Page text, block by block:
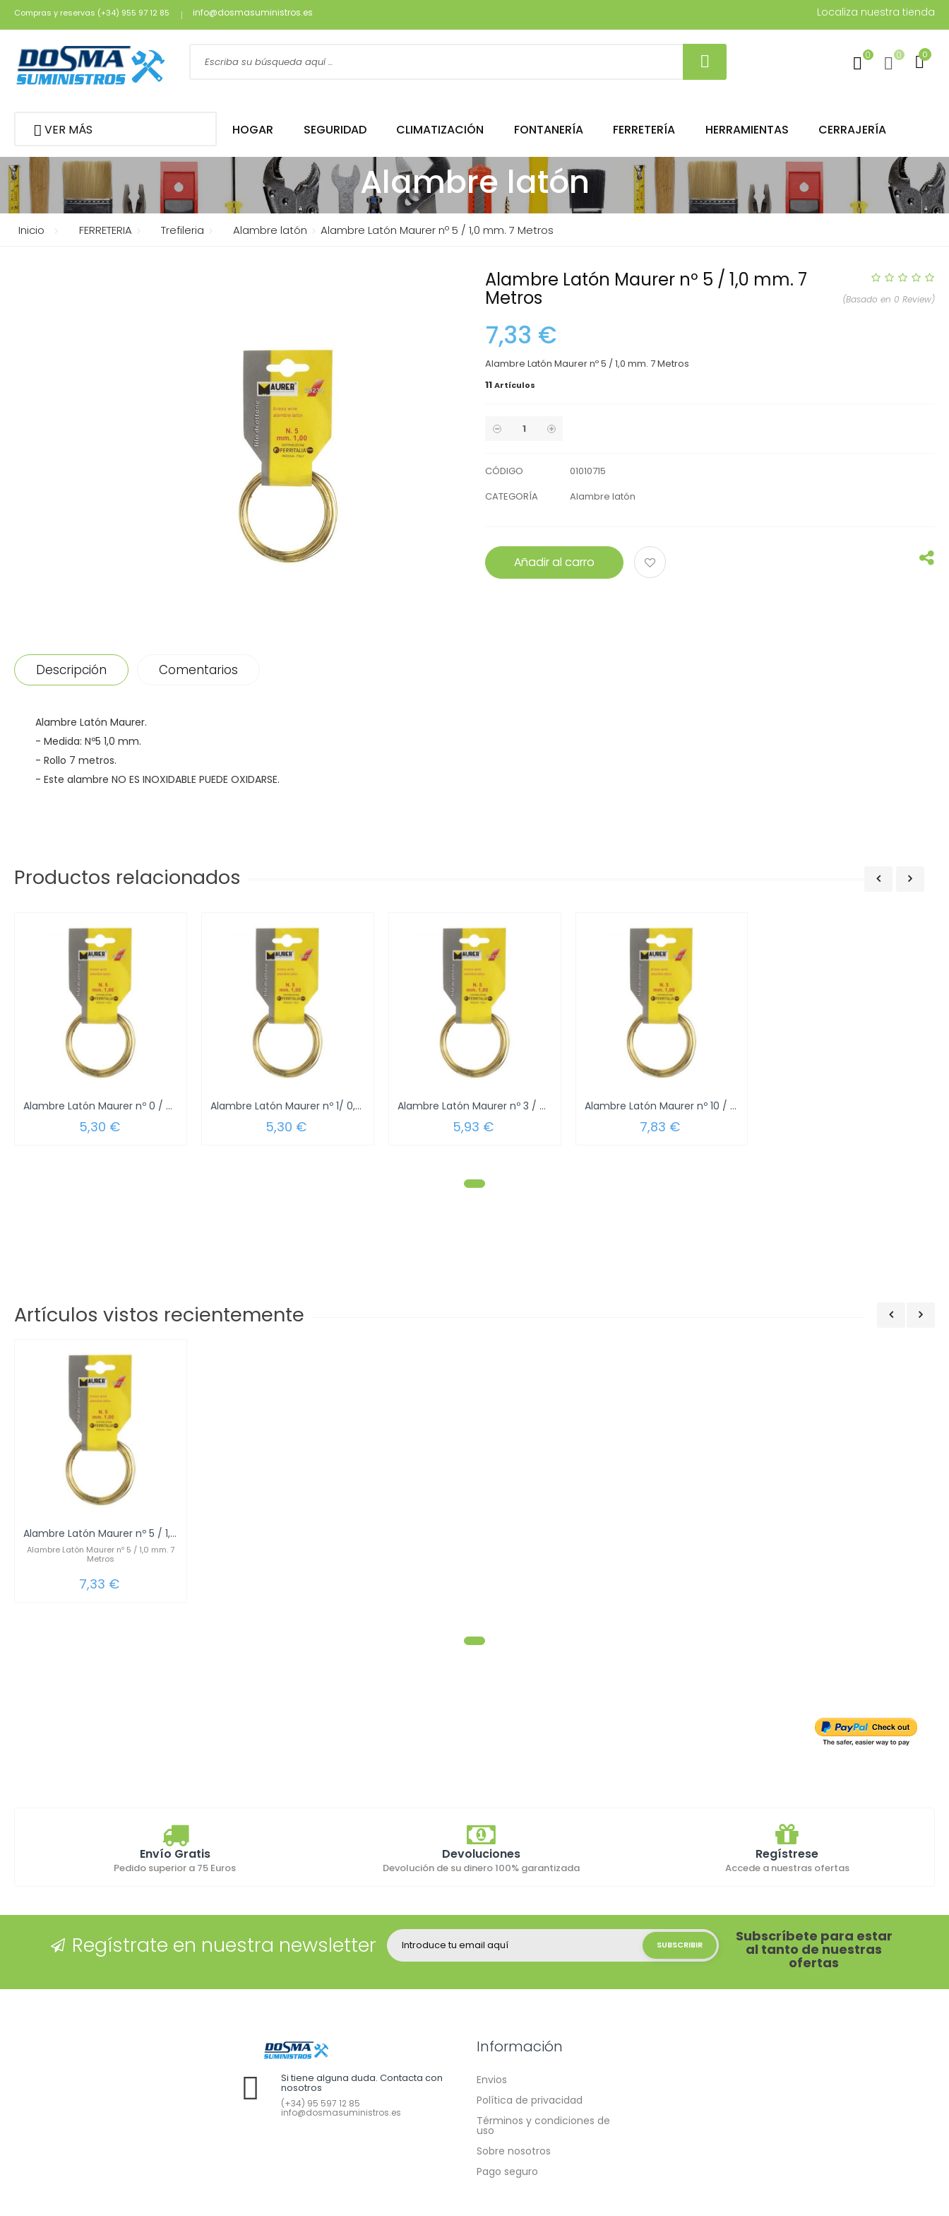
Compras y reservas (+34) 955 97 12 85 info@dosmasuministros.es Localiza nuestra tienda
0
0 0
VER MÁS HOGAR SEGURIDAD CLIMATIZACIÓN FONTANERÍA FERRETERÍA HERRAMIENTAS CERRAJERÍA
Alambre latón
Inicio FERRETERIA Trefileria Alambre latón Alambre Latón Maurer nº 5 / 1,0 mm. 7 Metros
(Basado en 0 Review)
Alambre Latón Maurer nº 5 / 1,0 mm. 7
Metros
7,33 €
Alambre Latón Maurer nº 5 / 1,0 mm. 7 Metros
11Artículos
CÓDIGO
01010715
CATEGORÍA
Alambre latón
Añadir al carro
Descripción Comentarios
Alambre Latón Maurer.
- Medida: Nº5 1,0 mm.
- Rollo 7 metros.
- Este alambre NO ES INOXIDABLE PUEDE OXIDARSE.
Productos relacionados
Alambre Latón Maurer nº 0 / 0,5 mm. 30...
5,30 €
Alambre Latón Maurer nº 1/ 0,6 mm. 20...
5,30 €
Alambre Latón Maurer nº 3 / 0,8 mm. 12...
5,93 €
Alambre Latón Maurer nº 10 / 15 mm. 4,5...
7,83 €
Artículos vistos recientemente
Alambre Latón Maurer nº 5 / 1,0 mm. 7 Metros
Alambre Latón Maurer nº 5 / 1,0 mm. 7
Metros
7,33 €
Envío Gratis
Pedido superior a 75 Euros
Devoluciones
Devolución de su dinero 100% garantizada
Regístrese
Accede a nuestras ofertas
Regístrate en nuestra newsletter Subscríbete para estar
al tanto de nuestras
ofertas
Si tiene alguna duda. Contacta con
nosotros
(+34) 95 597 12 85
info@dosmasuministros.es
Información
Envios
Política de privacidad
Términos y condiciones de
uso
Sobre nosotros
Pago seguro